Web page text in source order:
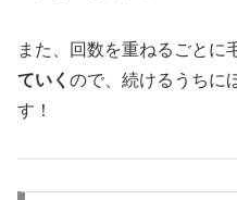
また、回数を重ねるごとに
ていく ので、続けるうちに
す！